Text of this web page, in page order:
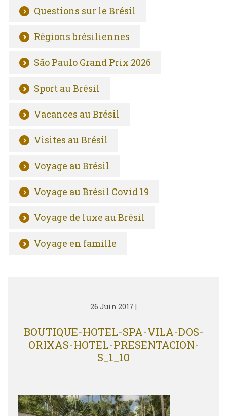
Questions sur le Brésil
Régions brésiliennes
São Paulo Grand Prix 2026
Sport au Brésil
Vacances au Brésil
Visites au Brésil
Voyage au Brésil
Voyage au Brésil Covid 19
Voyage de luxe au Brésil
Voyage en famille
26 Juin 2017 |
BOUTIQUE-HOTEL-SPA-VILA-DOS-
ORIXAS-HOTEL-PRESENTACION-
S_1_10